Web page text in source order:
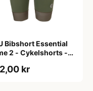
Bibshort Essential
2 - Cykelshorts -
kr